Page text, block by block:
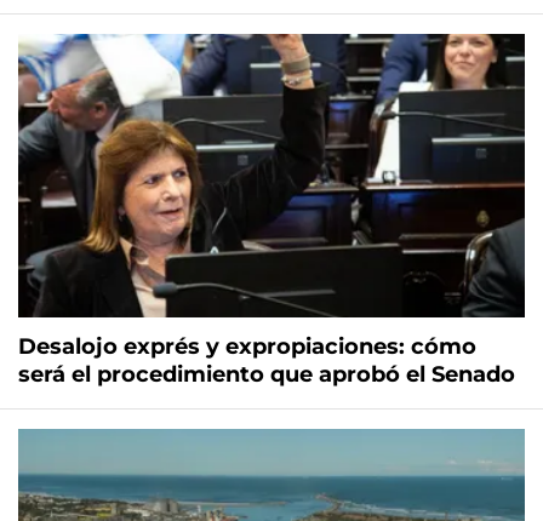
Desalojo exprés y expropiaciones: cómo
será el procedimiento que aprobó el Senado